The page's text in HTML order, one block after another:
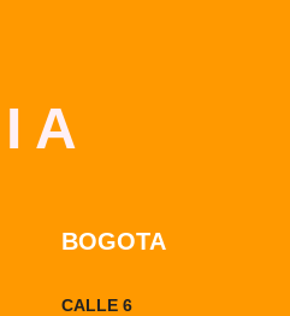
A
BOGOTA
CALLE 6